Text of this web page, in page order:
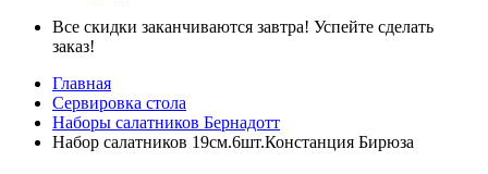
Все скидки заканчиваются завтра! Успейте сделать
заказ!
Главная
Сервировка стола
Наборы салатников Бернадотт
Набор салатников 19см.6шт.Констанция Бирюза